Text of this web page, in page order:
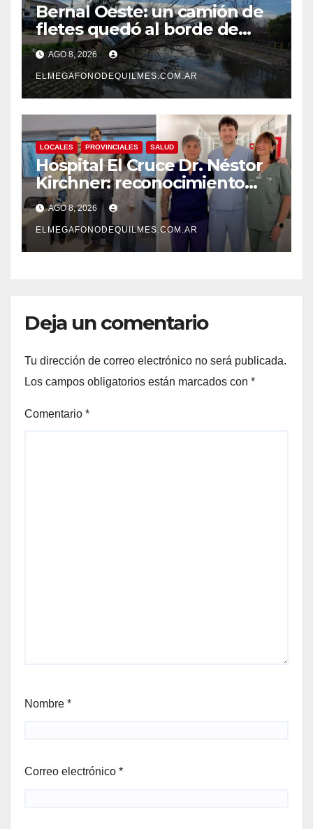
Bernal Oeste: un camión de
fletes quedó al borde de
caer al arroyo Las Piedras
AGO 8, 2026
ELMEGAFONODEQUILMES.COM.AR
LOCALES PROVINCIALES SALUD
Hospital El Cruce Dr. Néstor
Kirchner: reconocimiento
internacional a la calidad de
su atención
AGO 8, 2026
ELMEGAFONODEQUILMES.COM.AR
Deja un comentario
Tu dirección de correo electrónico no será publicada.
Los campos obligatorios están marcados con *
Comentario *
Nombre *
Correo electrónico *